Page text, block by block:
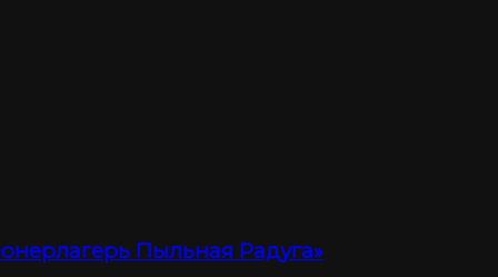
Пыльная Радуга»